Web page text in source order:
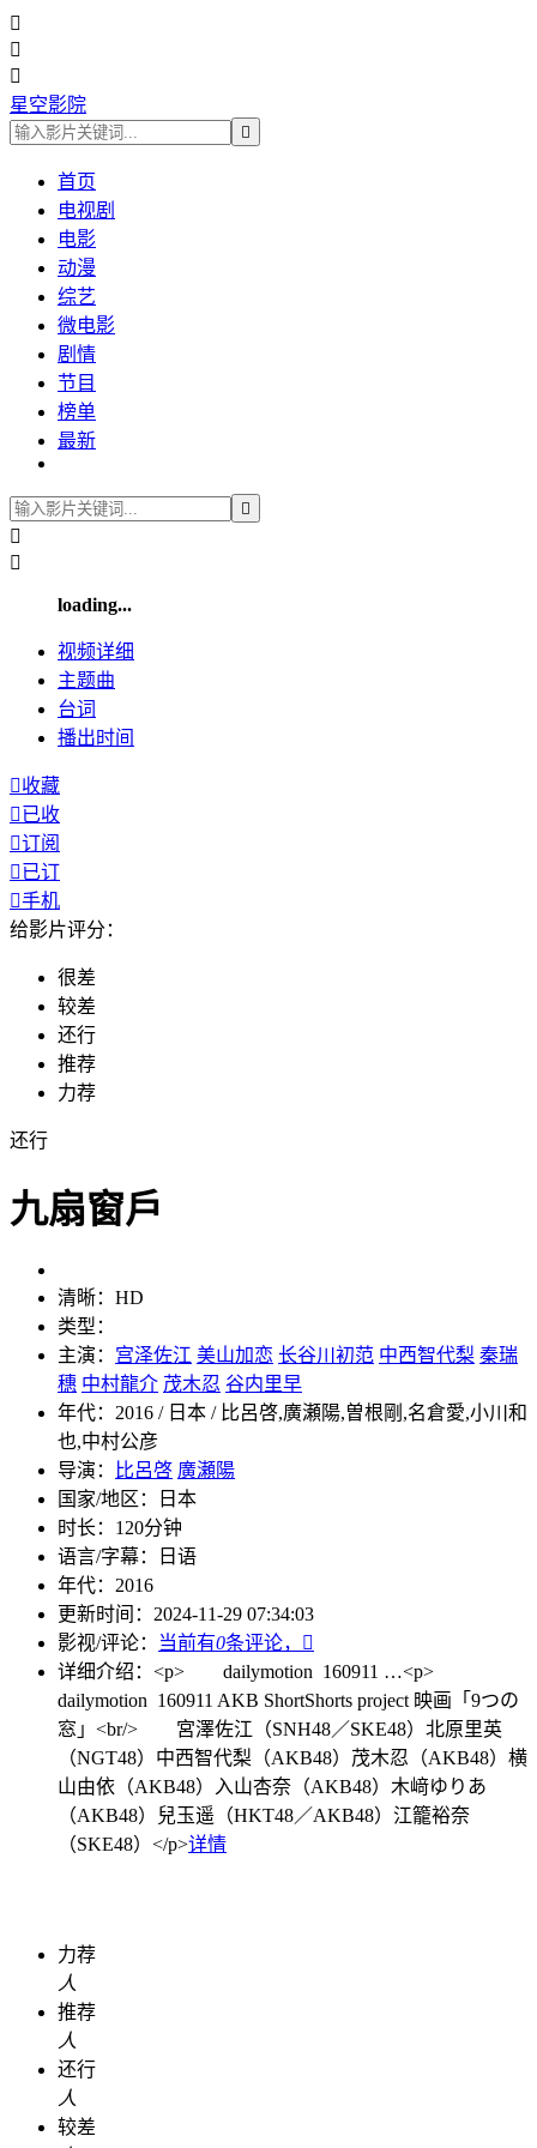



星空影院

首页
电视剧
电影
动漫
综艺
微电影
剧情
节目
榜单
最新



loading...
视频详细
主题曲
台词
播出时间
收藏
已收
订阅
已订
手机
给影片评分：
很差
较差
还行
推荐
力荐
还行
九扇窗戶
清晰： HD
类型：
主演： 宫泽佐江 美山加恋 长谷川初范 中西智代梨 秦瑞
穗 中村龍介 茂木忍 谷内里早
年代： 2016 / 日本 / 比呂啓,廣瀬陽,曽根剛,名倉愛,小川和
也,中村公彦
导演：
比呂啓 廣瀬陽
国家/地区：
日本
时长： 120分钟
语言/字幕：
日语
年代： 2016
更新时间： 2024-11-29 07:34:03
影视/评论：
当前有0条评论，

详细介绍： <p> dailymotion 160911 …<p>
dailymotion 160911 AKB ShortShorts project 映画「9つの
窓」<br/> 宮澤佐江（SNH48／SKE48）北原里英
（NGT48）中西智代梨（AKB48）茂木忍（AKB48）横
山由依（AKB48）入山杏奈（AKB48）木﨑ゆりあ
（AKB48）兒玉遥（HKT48／AKB48）江籠裕奈
（SKE48）</p>详情
力荐
人
推荐
人
还行
人
较差